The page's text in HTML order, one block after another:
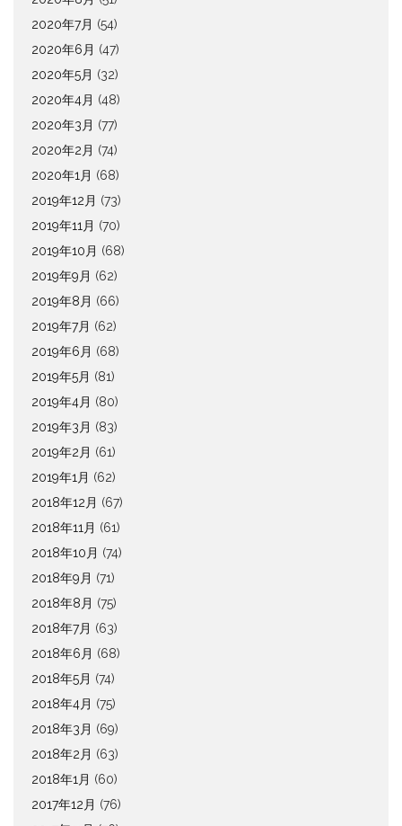
2020年7月 (54)
2020年6月 (47)
2020年5月 (32)
2020年4月 (48)
2020年3月 (77)
2020年2月 (74)
2020年1月 (68)
2019年12月 (73)
2019年11月 (70)
2019年10月 (68)
2019年9月 (62)
2019年8月 (66)
2019年7月 (62)
2019年6月 (68)
2019年5月 (81)
2019年4月 (80)
2019年3月 (83)
2019年2月 (61)
2019年1月 (62)
2018年12月 (67)
2018年11月 (61)
2018年10月 (74)
2018年9月 (71)
2018年8月 (75)
2018年7月 (63)
2018年6月 (68)
2018年5月 (74)
2018年4月 (75)
2018年3月 (69)
2018年2月 (63)
2018年1月 (60)
2017年12月 (76)